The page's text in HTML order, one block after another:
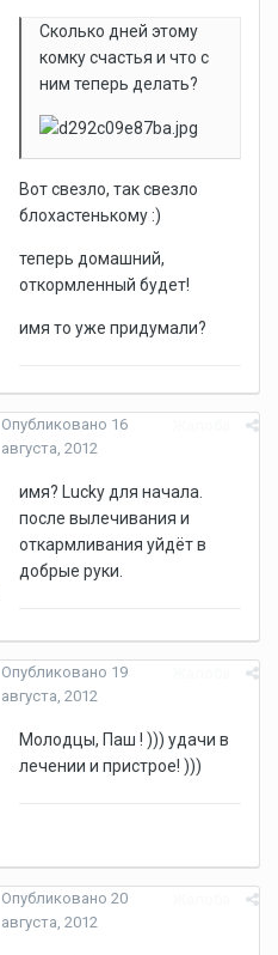
Сколько дней этому
комку счастья и что с
ним теперь делать?
Вот свезло, так свезло
блохастенькому :)
теперь домашний,
откормленный будет!
имя то уже придумали?
Опубликовано 16
августа, 2012
имя? Lucky для начала.
после вылечивания и
откармливания уйдёт в
добрые руки.
Опубликовано 19
августа, 2012
Молодцы, Паш ! ))) удачи в
лечении и пристрое! )))
Опубликовано 20
августа, 2012